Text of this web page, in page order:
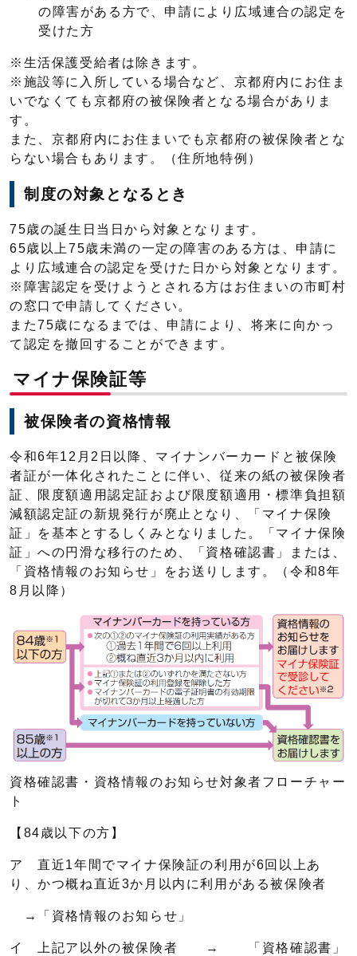
の障害がある方で、申請により広域連合の認定を
受けた方
※生活保護受給者は除きます。
※施設等に入所している場合など、京都府内にお住ま
いでなくても京都府の被保険者となる場合がありま
す。
また、京都府内にお住まいでも京都府の被保険者とな
らない場合もあります。（住所地特例）
制度の対象となるとき
75歳の誕生日当日から対象となります。
65歳以上75歳未満の一定の障害のある方は、申請に
より広域連合の認定を受けた日から対象となります。
※障害認定を受けようとされる方はお住まいの市町村
の窓口で申請してください。
また75歳になるまでは、申請により、将来に向かっ
て認定を撤回することができます。
マイナ保険証等
被保険者の資格情報
令和6年12月2日以降、マイナンバーカードと被保険
者証が一体化されたことに伴い、従来の紙の被保険者
証、限度額適用認定証および限度額適用・標準負担額
減額認定証の新規発行が廃止となり、「マイナ保険
証」を基本とするしくみとなりました。「マイナ保険
証」への円滑な移行のため、「資格確認書」または、
「資格情報のお知らせ」をお送りします。（令和8年
8月以降）
資格確認書・資格情報のお知らせ対象者フローチャー
ト
【84歳以下の方】
ア 直近1年間でマイナ保険証の利用が6回以上あ
り、かつ概ね直近3か月以内に利用がある被保険者
→「資格情報のお知らせ」
イ 上記ア以外の被保険者 → 「資格確認書」